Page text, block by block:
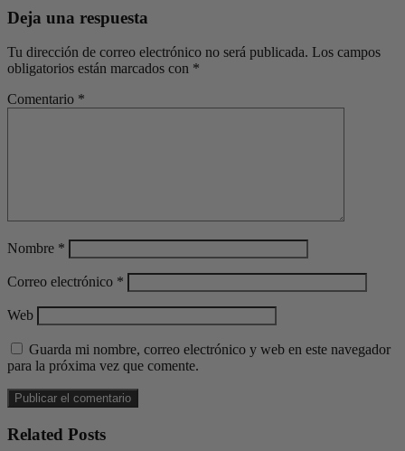
Deja una respuesta
Tu dirección de correo electrónico no será publicada. Los campos
obligatorios están marcados con *
Comentario *
Nombre *
Correo electrónico *
Web
Guarda mi nombre, correo electrónico y web en este navegador
para la próxima vez que comente.
Related Posts